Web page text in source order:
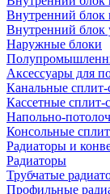
Внутренний блок
Внутренний блок
Наружные блоки
Аксессуары для
Канальные
Кассетные сплит-
Напольно-
Консольные
Радиаторы и
Радиаторы
Трубчатые
Профильные